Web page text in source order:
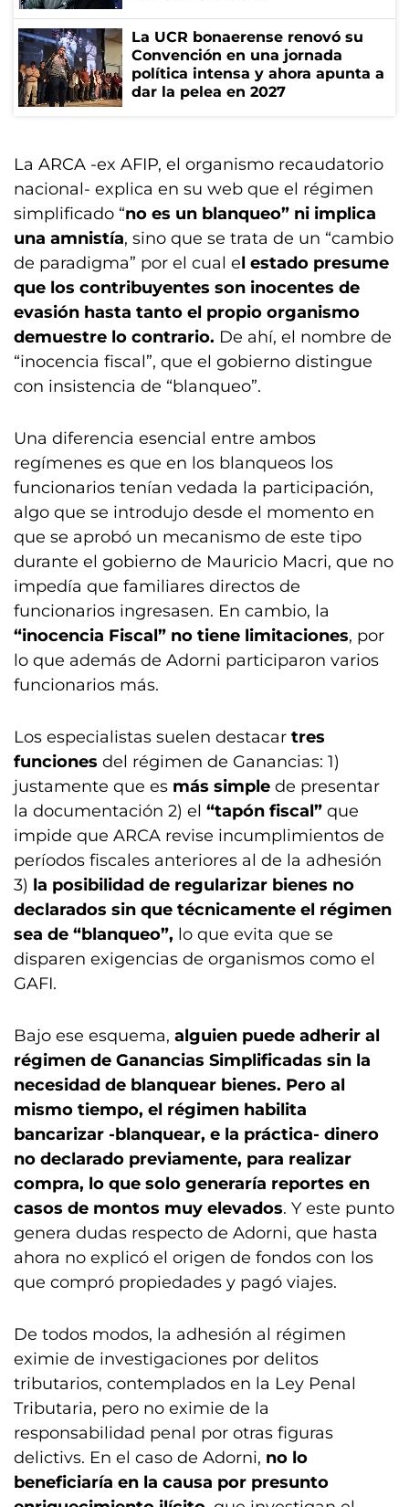
La UCR bonaerense renovó su
Convención en una jornada
política intensa y ahora apunta a
dar la pelea en 2027
La ARCA -ex AFIP, el organismo recaudatorio
nacional- explica en su web que el régimen
simplificado “no es un blanqueo” ni implica
una amnistía, sino que se trata de un “cambio
de paradigma” por el cual el estado presume
que los contribuyentes son inocentes de
evasión hasta tanto el propio organismo
demuestre lo contrario. De ahí, el nombre de
“inocencia fiscal”, que el gobierno distingue
con insistencia de “blanqueo”.
Una diferencia esencial entre ambos
regímenes es que en los blanqueos los
funcionarios tenían vedada la participación,
algo que se introdujo desde el momento en
que se aprobó un mecanismo de este tipo
durante el gobierno de Mauricio Macri, que no
impedía que familiares directos de
funcionarios ingresasen. En cambio, la
“inocencia Fiscal” no tiene limitaciones, por
lo que además de Adorni participaron varios
funcionarios más.
Los especialistas suelen destacar tres
funciones del régimen de Ganancias: 1)
justamente que es más simple de presentar
la documentación 2) el “tapón fiscal” que
impide que ARCA revise incumplimientos de
períodos fiscales anteriores al de la adhesión
3) la posibilidad de regularizar bienes no
declarados sin que técnicamente el régimen
sea de “blanqueo”, lo que evita que se
disparen exigencias de organismos como el
GAFI.
Bajo ese esquema, alguien puede adherir al
régimen de Ganancias Simplificadas sin la
necesidad de blanquear bienes. Pero al
mismo tiempo, el régimen habilita
bancarizar -blanquear, e la práctica- dinero
no declarado previamente, para realizar
compra, lo que solo generaría reportes en
casos de montos muy elevados. Y este punto
genera dudas respecto de Adorni, que hasta
ahora no explicó el origen de fondos con los
que compró propiedades y pagó viajes.
De todos modos, la adhesión al régimen
eximie de investigaciones por delitos
tributarios, contemplados en la Ley Penal
Tributaria, pero no eximie de la
responsabilidad penal por otras figuras
delictivs. En el caso de Adorni, no lo
beneficiaría en la causa por presunto